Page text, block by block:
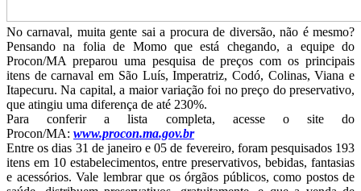
No carnaval, muita gente sai a procura de diversão, não é mesmo?
Pensando na folia de Momo que está chegando, a equipe do
Procon/MA preparou uma pesquisa de preços com os principais
itens de carnaval em São Luís, Imperatriz, Codó, Colinas, Viana e
Itapecuru. Na capital, a maior variação foi no preço do preservativo,
que atingiu uma diferença de até 230%.
Para conferir a lista completa, acesse o site do
Procon/MA: www.procon.ma.gov.br
Entre os dias 31 de janeiro e 05 de fevereiro, foram pesquisados 193
itens em 10 estabelecimentos, entre preservativos, bebidas, fantasias
e acessórios. Vale lembrar que os órgãos públicos, como postos de